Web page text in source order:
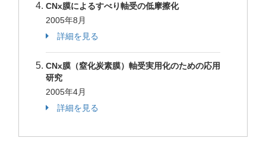
CNx膜によるすべり軸受の低摩擦化
2005年8月
詳細を見る
CNx膜（窒化炭素膜）軸受実用化のための応用
研究
2005年4月
詳細を見る